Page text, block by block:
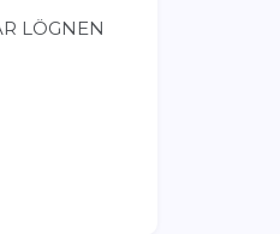
LÖGNEN